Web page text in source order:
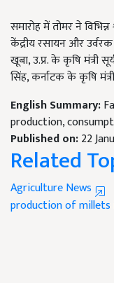
समारोह में तोमर ने
केंद्रीय रसायन और
खूबा,उ.प्र. के कृषि मंत्री
सिंह,कर्नाटक के कृषि
English Summary:
production,
Published on:22
Related
Agriculture News
production of millets